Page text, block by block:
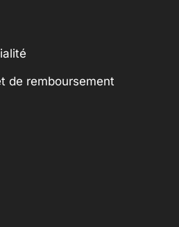
de remboursement